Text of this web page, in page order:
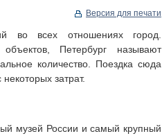
Версия для печати
во всех отношениях город.
Петербург называют
количество. Поездка сюда
затрат.
музей России и самый крупный